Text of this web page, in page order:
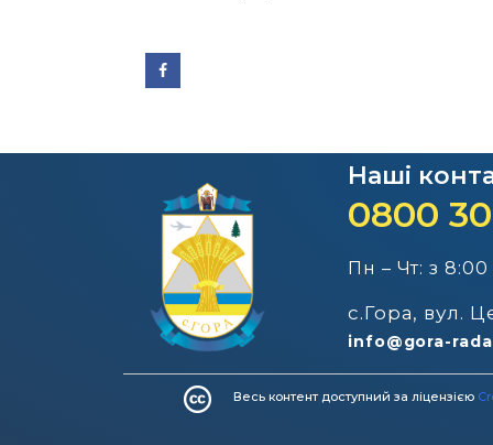
Наші
0800
Пн – Чт: з 8:00
с.Гора, вул.
info@gora-
Весь контент доступний за ліцензією